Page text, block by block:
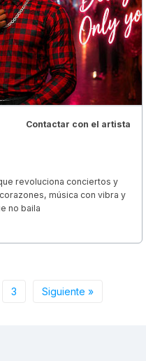
Contactar con el artista
revoluciona conciertos y
música con vibra y
no baila
3 Siguiente »